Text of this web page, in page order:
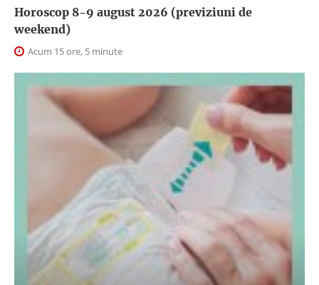
Horoscop 8-9 august 2026 (previziuni de
weekend)
Acum 15 ore, 5 minute